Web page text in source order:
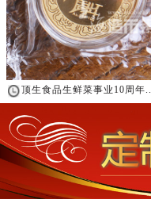
顶生食品生鲜菜事业10周年...